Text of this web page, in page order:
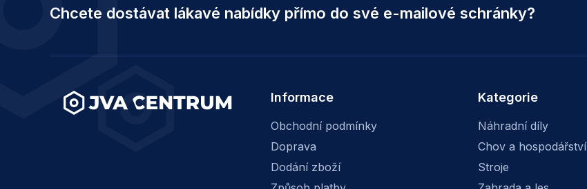
Chcete dostávat lákavé nabídky přímo do své e-mailové schránky?
Informace
Obchodní podmínky
Doprava
Dodání zboží
Kategorie
Náhradní díly
Chov a hospodářství
Stroje